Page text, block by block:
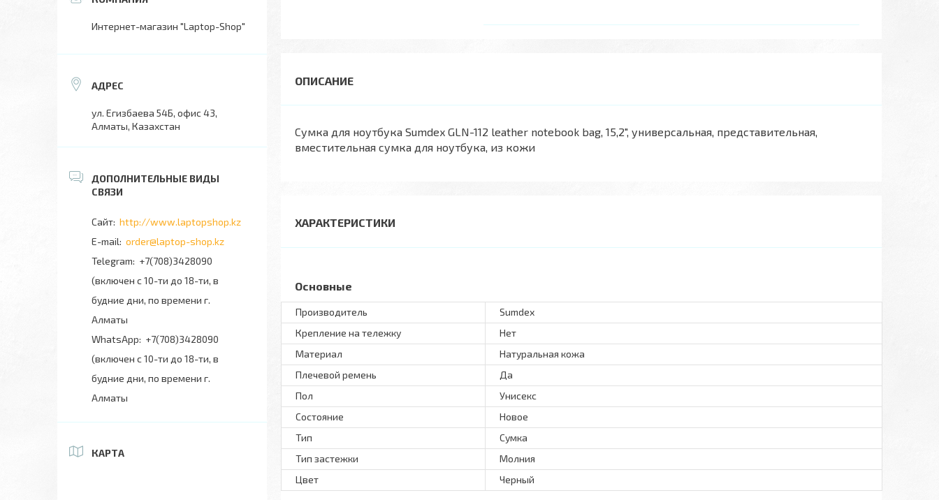
Сумка для ноутбука Sumdex GLN-112 leather notebook bag, 15,2", универсальная, представительная,
вместительная сумка для ноутбука, из кожи
ХАРАКТЕРИСТИКИ
Основные
Производитель
Sumdex
Крепление на тележку
Нет
Материал
Натуральная кожа
Плечевой ремень
Да
Пол
Унисекс
Состояние
Новое
Тип
Сумка
Тип застежки
Молния
Цвет
Черный
Интернет-магазин "Laptop-Shop"
ул. Егизбаева 54Б, офис 43,
Алматы, Казахстан
http://www.laptopshop.kz
order@laptop-shop.kz
+7(708)3428090
(включен с 10-ти до 18-ти, в
будние дни, по времени г.
Алматы
+7(708)3428090
(включен с 10-ти до 18-ти, в
будние дни, по времени г.
Алматы
КАРТА